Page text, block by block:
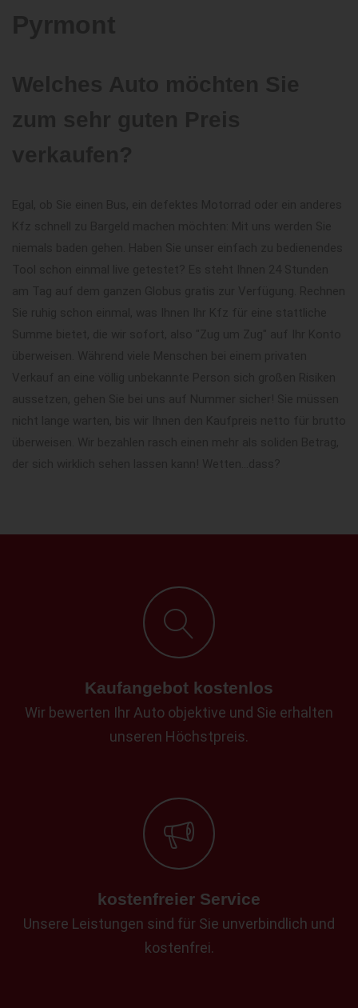
Kaufangebot kostenlos
Wir bewerten Ihr Auto objektive und Sie erhalten
unseren Höchstpreis.
kostenfreier Service
Unsere Leistungen sind für Sie unverbindlich und
kostenfrei.